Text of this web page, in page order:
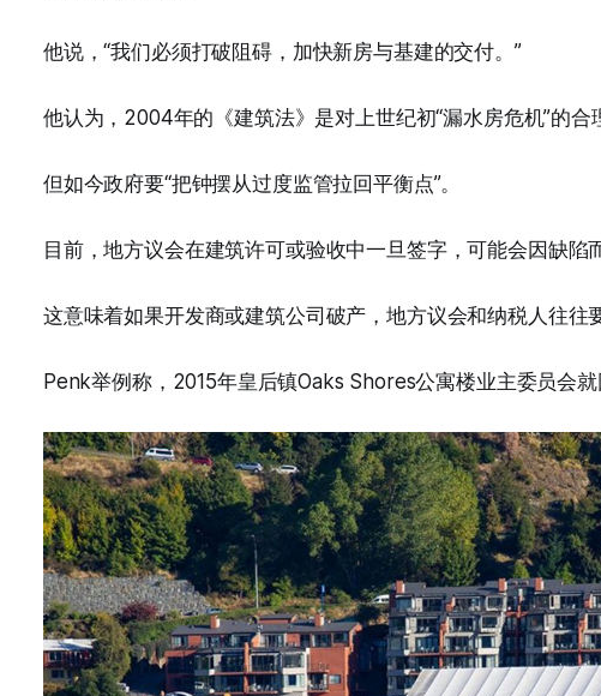
他说，“我们必须打破阻碍，加快新房与基建的交付。”
他认为，2004年的《建筑法》是对上世纪初“漏水房危机”的合
但如今政府要“把钟摆从过度监管拉回平衡点”。
目前，地方议会在建筑许可或验收中一旦签字，可能会因缺陷而
这意味着如果开发商或建筑公司破产，地方议会和纳税人往往
Penk举例称，2015年皇后镇Oaks Shores公寓楼业主委员会就